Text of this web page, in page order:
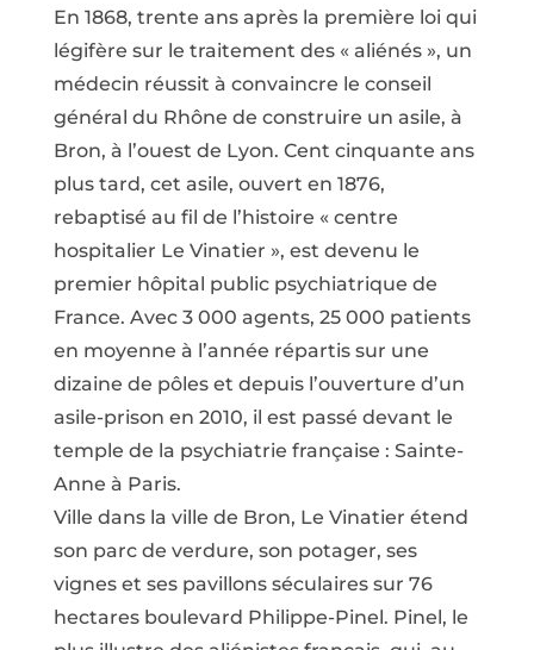
En 1868, trente ans après la première loi qui
légifère sur le traitement des « aliénés », un
médecin réussit à convaincre le conseil
général du Rhône de construire un asile, à
Bron, à l’ouest de Lyon. Cent cinquante ans
plus tard, cet asile, ouvert en 1876,
rebaptisé au fil de l’histoire « centre
hospitalier Le Vinatier », est devenu le
premier hôpital public psychiatrique de
France. Avec 3 000 agents, 25 000 patients
en moyenne à l’année répartis sur une
dizaine de pôles et depuis l’ouverture d’un
asile-prison en 2010, il est passé devant le
temple de la psychiatrie française : Sainte-
Anne à Paris.
Ville dans la ville de Bron, Le Vinatier étend
son parc de verdure, son potager, ses
vignes et ses pavillons séculaires sur 76
hectares boulevard Philippe-Pinel. Pinel, le